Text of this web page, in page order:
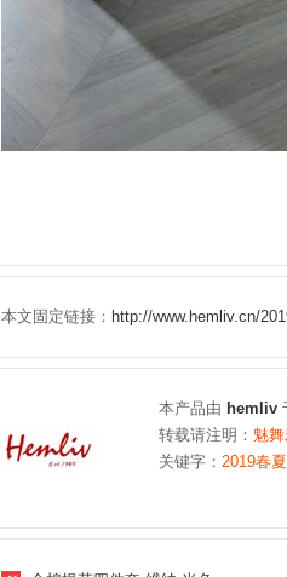
本文固定链接： http://www.hemliv.cn/
本产品由 hemliv
转载请注明： 魅
关键字： 2019春